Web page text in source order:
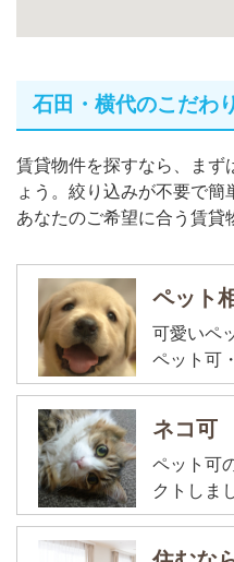
石田・横代のこだわ
賃貸物件を探すなら、まず
ょう。絞り込みが不要で簡
あなたのご希望に合う賃貸
ペット
可愛いペ
ペット可
ネコ可
ペット可
クトしま